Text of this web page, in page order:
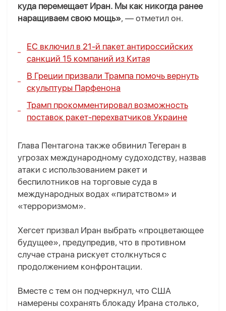
куда перемещает Иран. Мы как никогда ранее
наращиваем свою мощь», — отметил он.
ЕС включил в 21-й пакет антироссийских
санкций 15 компаний из Китая
В Греции призвали Трампа помочь вернуть
скульптуры Парфенона
Трамп прокомментировал возможность
поставок ракет-перехватчиков Украине
Глава Пентагона также обвинил Тегеран в
угрозах международному судоходству, назвав
атаки с использованием ракет и
беспилотников на торговые суда в
международных водах «пиратством» и
«терроризмом».
Хегсет призвал Иран выбрать «процветающее
будущее», предупредив, что в противном
случае страна рискует столкнуться с
продолжением конфронтации.
Вместе с тем он подчеркнул, что США
намерены сохранять блокаду Ирана столько,